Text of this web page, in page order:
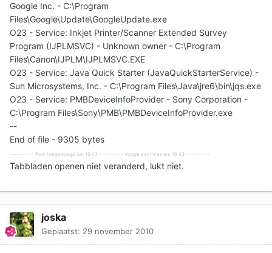
Google Inc. - C:\Program
Files\Google\Update\GoogleUpdate.exe
O23 - Service: Inkjet Printer/Scanner Extended Survey
Program (IJPLMSVC) - Unknown owner - C:\Program
Files\Canon\IJPLM\IJPLMSVC.EXE
O23 - Service: Java Quick Starter (JavaQuickStarterService) -
Sun Microsystems, Inc. - C:\Program Files\Java\jre6\bin\jqs.exe
O23 - Service: PMBDeviceInfoProvider - Sony Corporation -
C:\Program Files\Sony\PMB\PMBDeviceInfoProvider.exe
--
End of file - 9305 bytes
---------- Post toegevoegd om 16:43 ---------- Vorige post was om 16:43 ----------
Tabbladen openen niet veranderd, lukt niet.
joska
Geplaatst: 29 november 2010